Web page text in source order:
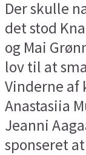
Der skulle
det stod
og Mai
lov til at
Vinderne af
Anastasiia
Jeanni
sponseret